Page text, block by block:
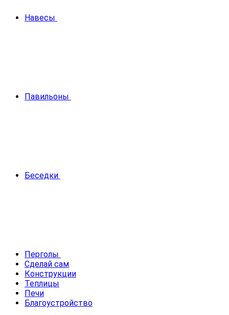
Навесы
Павильоны
Беседки
Перголы
Сделай сам
Конструкции
Теплицы
Печи
Благоустройство